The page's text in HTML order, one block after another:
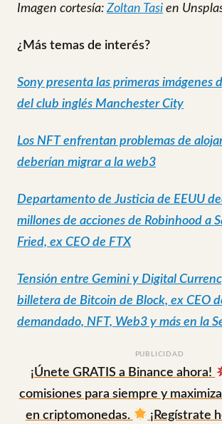
Imagen cortesía:Zoltan Tasi en
¿Más temas de interés?
Sony presenta las primeras imágenes
del club inglés Manchester City
Los NFT enfrentan problemas de
deberían migrar a la web3
Departamento de Justicia de EEUU
millones de acciones de Robinhood a
Fried, ex CEO de FTX
Tensión entre Gemini y Digital
billetera de Bitcoin de Block, ex CEO
demandado, NFT, Web3 y más en la
PUBLICIDAD
¡Únete GRATIS a Binance ahora!
comisiones para siempre y
en criptomonedas.
¡Regístrate